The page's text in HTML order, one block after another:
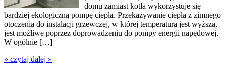
domu zamiast kotła wykorzystuje się
bardziej ekologiczną pompę ciepła. Przekazywanie ciepła z zimnego
otoczenia do instalacji grzewczej, w której temperatura jest wyższa,
jest możliwe poprzez doprowadzeniu do pompy energii napędowej.
W ogólnie […]
» czytaj dalej »